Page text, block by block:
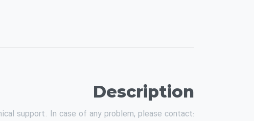
Description
support. In case of any problem, please contact: